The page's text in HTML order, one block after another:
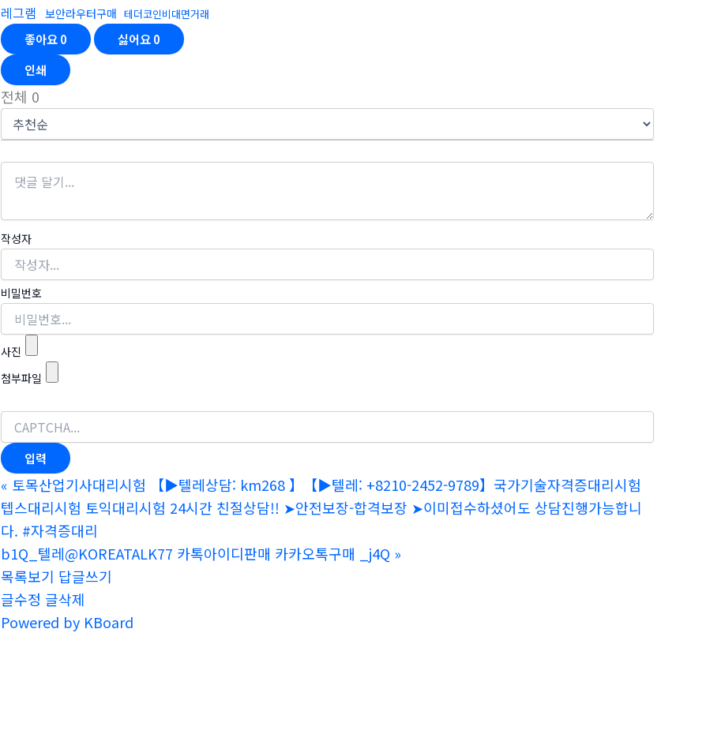
레그램 보안라우터구매 테더코인비대면거래
좋아요0 싫어요0
인쇄
전체 0
작성자
비밀번호
사진
첨부파일
« 토목산업기사대리시험 【▶텔레상담: km268 】【▶텔레: +8210-2452-9789】국가기술자격증대리시험
텝스대리시험 토익대리시험 24시간 친절상담!! ➤안전보장-합격보장 ➤이미접수하셨어도 상담진행가능합니
다. #자격증대리
b1Q_텔레@KOREATALK77 카톡아이디판매 카카오톡구매 _j4Q »
목록보기 답글쓰기
글수정 글삭제
Powered by KBoard